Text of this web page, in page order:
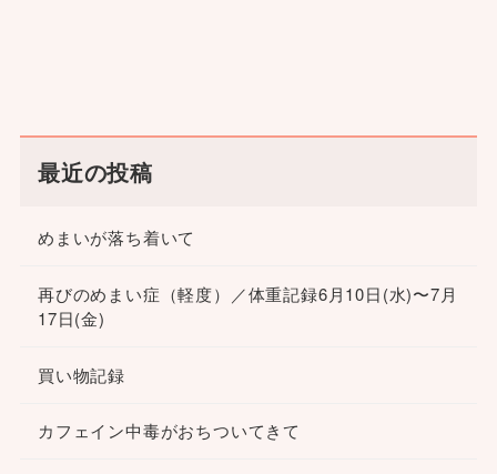
最近の投稿
めまいが落ち着いて
再びのめまい症（軽度）／体重記録6月10日(水)〜7月
17日(金)
買い物記録
カフェイン中毒がおちついてきて